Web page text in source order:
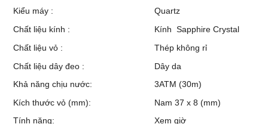
Kiểu máy :
Quartz
Chất liệu kính :
Kính Sapphire Crystal
Chất liệu vỏ :
Thép không rỉ
Chất liệu dây đeo :
Dây da
Khả năng chịu nước:
3ATM (30m)
Kích thước vỏ (mm):
Nam 37 x 8 (mm)
Tính năng:
Xem giờ